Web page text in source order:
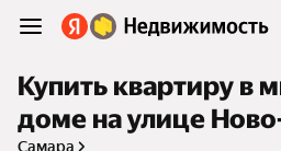
Купить квартиру в
доме на улице
Самара